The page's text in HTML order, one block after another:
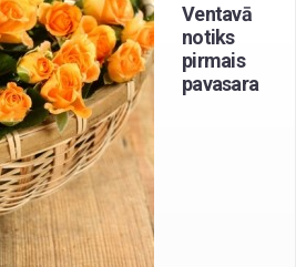
Ventavā
notiks
pirmais
pavasara